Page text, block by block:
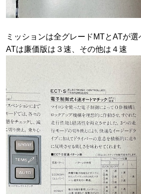
ミッションは全グレードMTとATが選
ATは廉価版は３速、その他は４速